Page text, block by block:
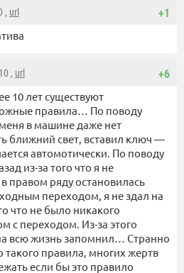
+1
, url
+6
, url
10 лет существуют
правила… По поводу
в машине даже нет
ближний свет, вставил ключ —
автомотически. По поводу
из-за того что я не
правом ряду остановилась
переходом, я не здал на
что не было никакого
с переходом. Из-за этого
всю жизнь запомнил… Странно
такого правила, многих жертв
если бы это правило